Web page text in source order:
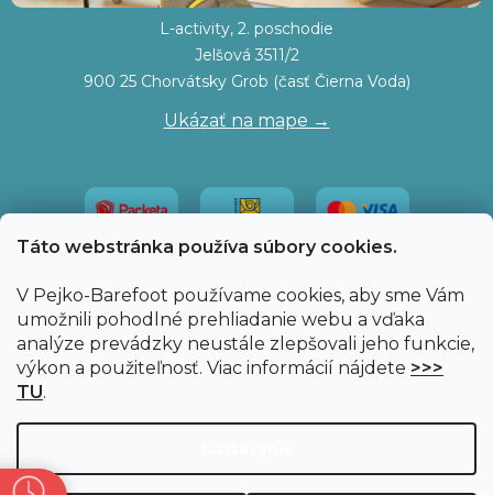
Táto webstránka používa súbory cookies.
V Pejko-Barefoot používame cookies, aby sme Vám
umožnili pohodlné prehliadanie webu a vďaka
analýze prevádzky neustále zlepšovali jeho funkcie,
výkon a použiteľnosť. Viac informácií nájdete >>>
TU.
L-activity, 2. poschodie
Jelšová 3511/2
900 25 Chorvátsky Grob (časť Čierna Voda)
Ukázať na mape →